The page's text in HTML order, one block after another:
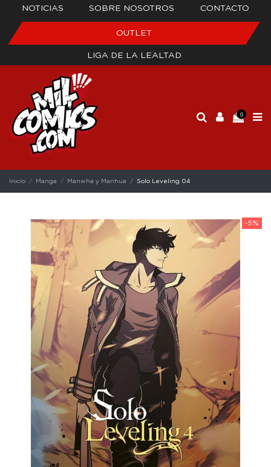
NOTICIAS SOBRE NOSOTROS CONTACTO
OUTLET
LIGA DE LA LEALTAD
0
Inicio Manga Manwha y Manhua Solo Leveling 04
-5%